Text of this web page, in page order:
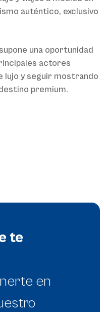
auténtico, exclusivo
una oportunidad
actores
lujo y seguir mostrando
premium.
te
en